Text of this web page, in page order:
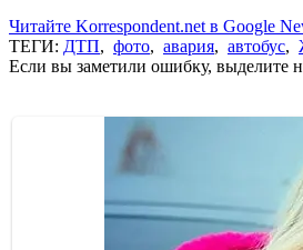
Читайте Korrespondent.net в Google
ТЕГИ: ДТП, фото, авария, автобус,
Если вы заметили ошибку, выделите